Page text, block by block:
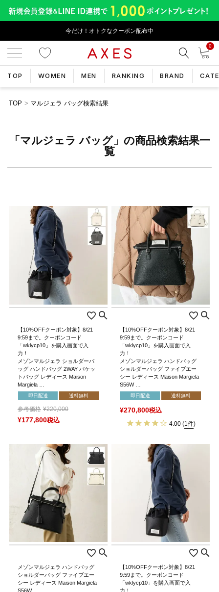
今だけ！オトクなクーポン配布中
0
TOP WOMEN MEN RANKING BRAND
TOP マルジェラ バッグ検索結果
「マルジェラ バッグ」の商品検索結果一
覧
【10%OFFクーポン対象】8/21
9:59まで。クーポンコード
「wklycp10」を購入画面で入
力！
メゾンマルジェラ ショルダーバ
ッグ ハンドバッグ 2WAY バケッ
トバッグ レディース Maison
Margiela …
即日配送 送料無料
参考価格 ¥220,000
¥177,800税込
【10%OFFクーポン対象】8/21
9:59まで。クーポンコード
「wklycp10」を購入画面で入
力！
メゾンマルジェラ ハンドバッグ
ショルダーバッグ ファイブエー
シー レディース Maison Margiela
S56W …
即日配送 送料無料
¥270,800税込
4.00 (1件)
メゾンマルジェラ ハンドバッグ
ショルダーバッグ ファイブエー
シー レディース Maison Margiela
S56W …
【10%OFFクーポン対象】8/21
9:59まで。クーポンコード
「wklycp10」を購入画面で入
力！